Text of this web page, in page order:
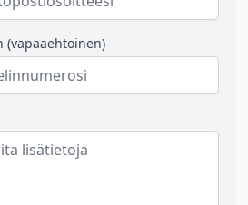
(vapaaehtoinen)